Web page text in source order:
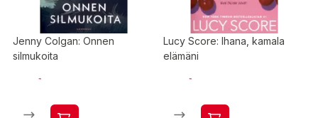
Jenny Colgan: Onnen
silmukoita
Lucy Score: Ihana, kamala
elämäni